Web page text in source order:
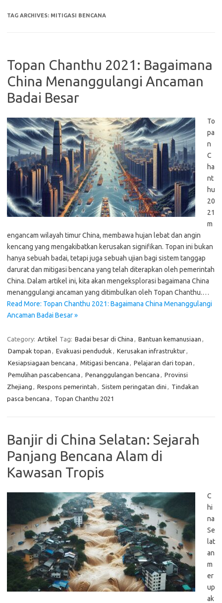
TAG ARCHIVES: MITIGASI BENCANA
Topan Chanthu 2021: Bagaimana
China Menanggulangi Ancaman
Badai Besar
To
pa
n
C
ha
nt
hu
20
21
m
engancam wilayah timur China, membawa hujan lebat dan angin
kencang yang mengakibatkan kerusakan signifikan. Topan ini bukan
hanya sebuah badai, tetapi juga sebuah ujian bagi sistem tanggap
darurat dan mitigasi bencana yang telah diterapkan oleh pemerintah
China. Dalam artikel ini, kita akan mengeksplorasi bagaimana China
menanggulangi ancaman yang ditimbulkan oleh Topan Chanthu.…
Read More: Topan Chanthu 2021: Bagaimana China Menanggulangi
Ancaman Badai Besar »
Category: Artikel Tag: Badai besar di China , Bantuan kemanusiaan ,
Dampak topan , Evakuasi penduduk , Kerusakan infrastruktur,
Kesiapsiagaan bencana , Mitigasi bencana , Pelajaran dari topan ,
Pemulihan pascabencana , Penanggulangan bencana , Provinsi
Zhejiang , Respons pemerintah , Sistem peringatan dini , Tindakan
pasca bencana , Topan Chanthu 2021
Banjir di China Selatan: Sejarah
Panjang Bencana Alam di
Kawasan Tropis
C
hi
na
Se
lat
an
m
er
up
ak